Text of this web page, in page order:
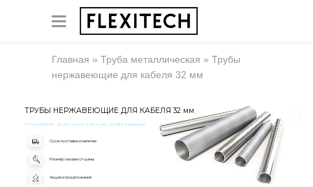
Главная » Труба металлическая » Трубы
нержавеющие для кабеля 32 мм
ТРУБЫ НЕРЖАВЕЮЩИЕ ДЛЯ КАБЕЛЯ 32 мм
Уточняйте дополнительную информацию
Срок поставки и наличие
Размер скидки от цены
Акции и предложения